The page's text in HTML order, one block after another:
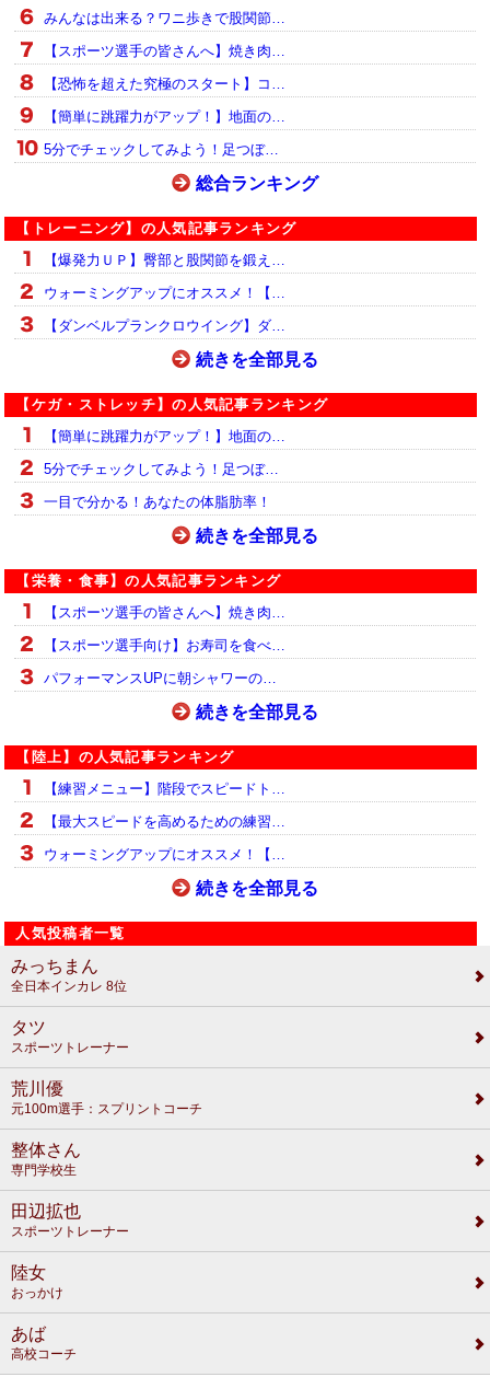
みんなは出来る？ワニ歩きで股関節…
【スポーツ選手の皆さんへ】焼き肉…
【恐怖を超えた究極のスタート】コ…
【簡単に跳躍力がアップ！】地面の…
5分でチェックしてみよう！足つぼ…
総合ランキング
【トレーニング】の人気記事ランキング
【爆発力ＵＰ】臀部と股関節を鍛え…
ウォーミングアップにオススメ！【…
【ダンベルプランクロウイング】ダ…
続きを全部見る
【ケガ・ストレッチ】の人気記事ランキング
【簡単に跳躍力がアップ！】地面の…
5分でチェックしてみよう！足つぼ…
一目で分かる！あなたの体脂肪率！
続きを全部見る
【栄養・食事】の人気記事ランキング
【スポーツ選手の皆さんへ】焼き肉…
【スポーツ選手向け】お寿司を食べ…
パフォーマンスUPに朝シャワーの…
続きを全部見る
【陸上】の人気記事ランキング
【練習メニュー】階段でスピードト…
【最大スピードを高めるための練習…
ウォーミングアップにオススメ！【…
続きを全部見る
人気投稿者一覧
みっちまん
全日本インカレ 8位
タツ
スポーツトレーナー
荒川優
元100m選手：スプリントコーチ
整体さん
専門学校生
田辺拡也
スポーツトレーナー
陸女
おっかけ
あば
高校コーチ